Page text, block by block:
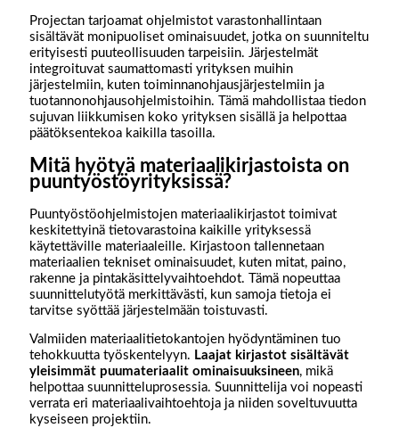
Projectan tarjoamat ohjelmistot varastonhallintaan
sisältävät monipuoliset ominaisuudet, jotka on suunniteltu
erityisesti puuteollisuuden tarpeisiin. Järjestelmät
integroituvat saumattomasti yrityksen muihin
järjestelmiin, kuten toiminnanohjausjärjestelmiin ja
tuotannonohjausohjelmistoihin. Tämä mahdollistaa tiedon
sujuvan liikkumisen koko yrityksen sisällä ja helpottaa
päätöksentekoa kaikilla tasoilla.
Mitä hyötyä materiaalikirjastoista on
puuntyöstöyrityksissä?
Puuntyöstöohjelmistojen materiaalikirjastot toimivat
keskitettyinä tietovarastoina kaikille yrityksessä
käytettäville materiaaleille. Kirjastoon tallennetaan
materiaalien tekniset ominaisuudet, kuten mitat, paino,
rakenne ja pintakäsittelyvaihtoehdot. Tämä nopeuttaa
suunnittelutyötä merkittävästi, kun samoja tietoja ei
tarvitse syöttää järjestelmään toistuvasti.
Valmiiden materiaalitietokantojen hyödyntäminen tuo
tehokkuutta työskentelyyn. Laajat kirjastot sisältävät
yleisimmät puumateriaalit ominaisuuksineen, mikä
helpottaa suunnitteluprosessia. Suunnittelija voi nopeasti
verrata eri materiaalivaihtoehtoja ja niiden soveltuvuutta
kyseiseen projektiin.